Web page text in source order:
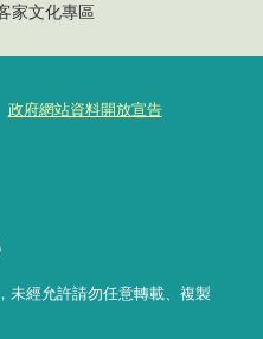
家文化專區
政府網站資料開放宣告
未經允許請勿任意轉載、複製